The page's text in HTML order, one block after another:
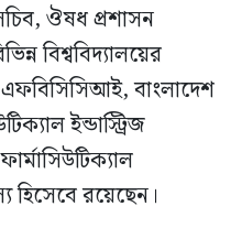
ঔষধ প্রশাসন
বিশ্ববিদ্যালয়ের
এফবিসিসিআই, বাংলাদেশ
ইন্ডাস্ট্রিজ
হিসেবে রয়েছেন।